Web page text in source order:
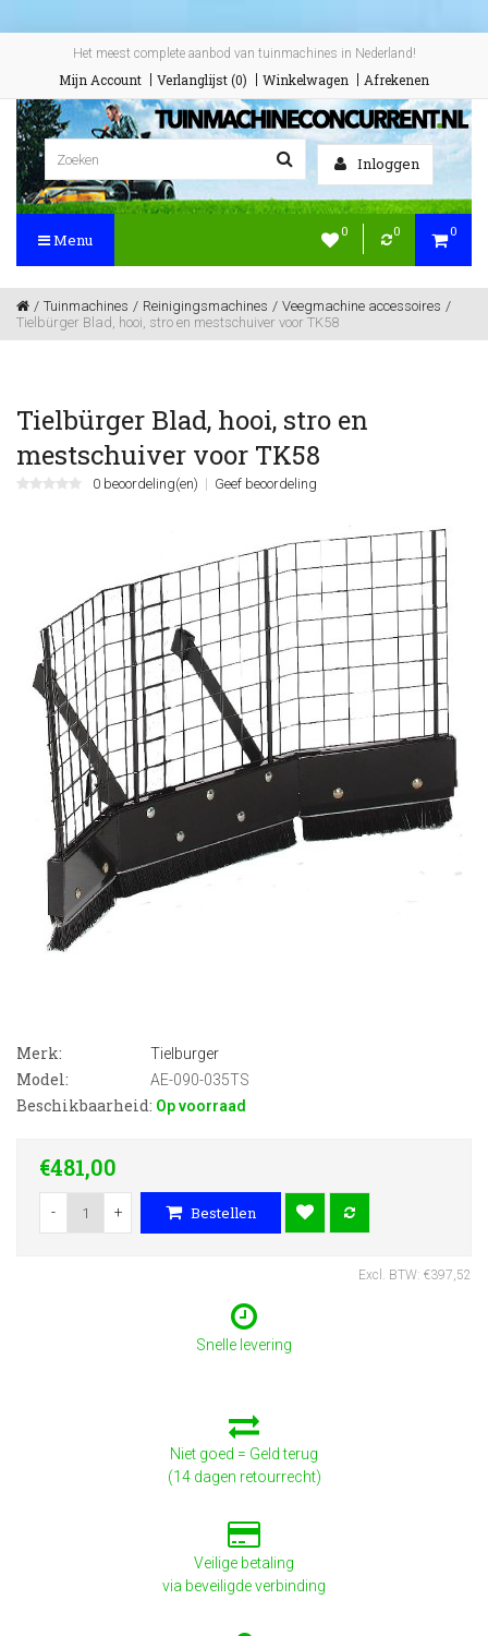
Het meest complete aanbod van tuinmachines in Nederland!
Mijn Account Verlanglijst (0) Winkelwagen Afrekenen
Inloggen
0 0 0
Menu
Tuinmachines Reinigingsmachines
Veegmachine accessoires
Tielbürger Blad, hooi, stro en mestschuiver voor TK58
Tielbürger Blad, hooi, stro en
mestschuiver voor TK58
0 beoordeling(en) Geef beoordeling
Merk: Tielburger
Model: AE-090-035TS
Beschikbaarheid: Op voorraad
€481,00
- + Bestellen
Excl. BTW: €397,52
Snelle levering
Niet goed = Geld terug
(14 dagen retourrecht)
Veilige betaling
via beveiligde verbinding